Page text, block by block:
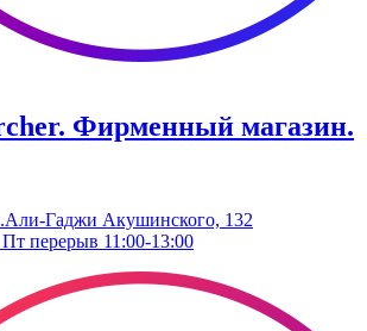
Фирменный магазин.
Гаджи Акушинского, 132
перерыв 11:00-13:00